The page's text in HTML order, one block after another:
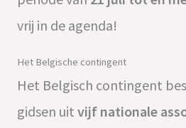
vrij in de agenda!
Het Belgische contingent
Het Belgisch contingent
gidsen uit vijf nationale